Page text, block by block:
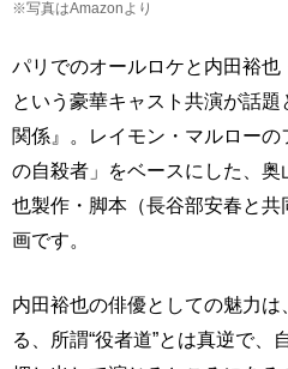
※写真はAmazonより
パリでのオールロケと内田裕也
という豪華キャスト共演が話
関係』。レイモン・マルロー
の自殺者」をベースにした、
也製作・脚本（長谷部安春と
画です。
内田裕也の俳優としての魅力は
る、所謂“役者道”とは真逆で、